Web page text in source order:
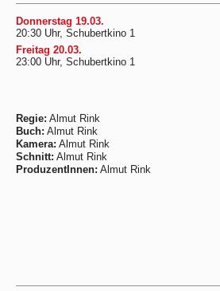
Donnerstag 19.03.
20:30 Uhr, Schubertkino 1
Freitag 20.03.
23:00 Uhr, Schubertkino 1
Regie: Almut Rink
Buch: Almut Rink
Kamera: Almut Rink
Schnitt: Almut Rink
ProduzentInnen: Almut Rink